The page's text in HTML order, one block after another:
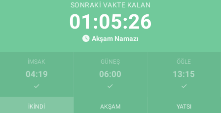
SONRAKI VAKTE KALAN
01:05:25
Akşam Namazı
İMSAK
04:19
GÜNEŞ
06:00
ÖĞLE
13:15
İKINDI AKŞAM YATSI